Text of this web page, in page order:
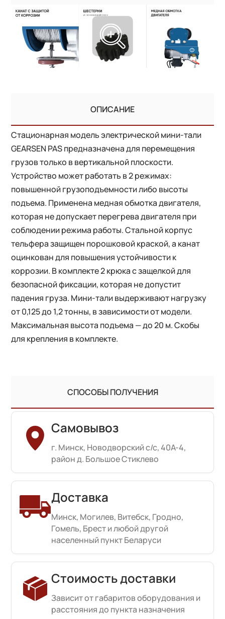
ОПИСАНИЕ
Стационарная модель электрической мини-тали
GEARSEN PAS предназначена для перемещения
грузов только в вертикальной плоскости.
Устройство может работать в 2 режимах:
повышенной грузоподъемности либо высоты
подъема. Применена медная обмотка двигателя,
которая не допускает перегрева двигателя при
соблюдении режима работы. Стальной корпус
тельфера защищен порошковой краской, а канат
оцинкован для повышения устойчивости к
коррозии. В комплекте 2 крюка с защелкой для
безопасной фиксации, которая не допустит
падения груза. Мини-тали выдерживают нагрузку
от 0,125 до 1,2 тонны, в зависимости от модели.
Максимальная высота подъема — до 20 м. Скобы
для крепления в комплекте.
СПОСОБЫ ПОЛУЧЕНИЯ
Самовывоз
г. Минск, Новодворский с/с, 40А-4,
район д. Большое Стиклево
Доставка
Минск, Могилев, Витебск, Гродно,
Гомель, Брест и любой другой
населенный пункт Беларуси
Стоимость доставки
Зависит от габаритов оборудования и
расстояния до пункта назначения